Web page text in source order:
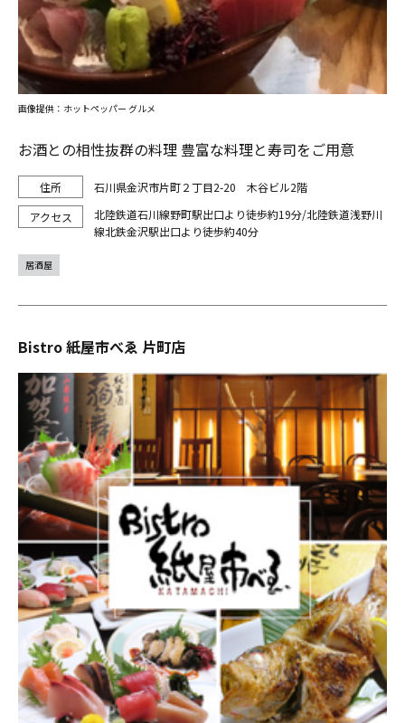
お酒との相性抜群の料理 豊富な料理と寿司をご用意
石川県金沢市片町２丁目2-20 木谷ビル2階
北陸鉄道石川線野町駅出口より徒歩約19分/北陸鉄道浅野川
線北鉄金沢駅出口より徒歩約40分
画像提供：ホットペッパー グルメ
居酒屋
Bistro 紙屋市べゑ 片町店